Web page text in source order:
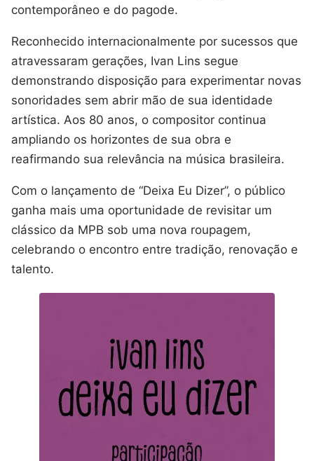
contemporâneo e do pagode.
Reconhecido internacionalmente por sucessos que
atravessaram gerações, Ivan Lins segue
demonstrando disposição para experimentar novas
sonoridades sem abrir mão de sua identidade
artística. Aos 80 anos, o compositor continua
ampliando os horizontes de sua obra e
reafirmando sua relevância na música brasileira.
Com o lançamento de “Deixa Eu Dizer”, o público
ganha mais uma oportunidade de revisitar um
clássico da MPB sob uma nova roupagem,
celebrando o encontro entre tradição, renovação e
talento.